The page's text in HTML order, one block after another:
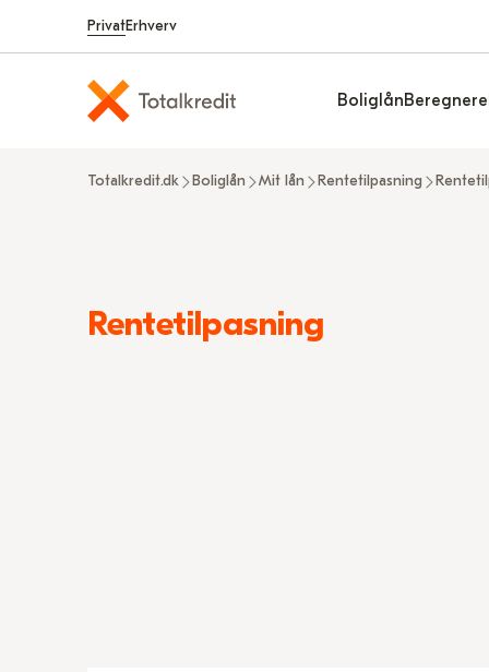
PrivatErhverv
BoliglånBeregnere
Totalkredit.dk Boliglån Mit lån Rentetilpasning
Read
Rentetilpasning